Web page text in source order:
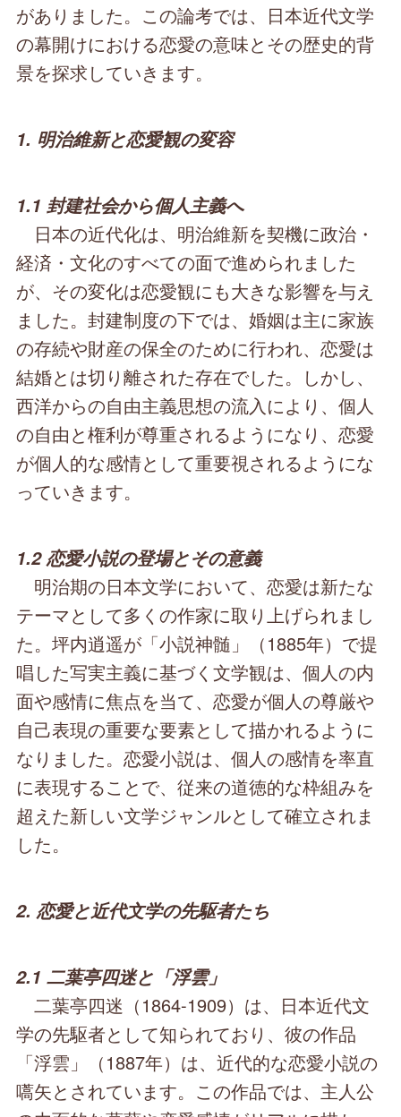
がありました。この論考では、日本近代文学
の幕開けにおける恋愛の意味とその歴史的背
景を探求していきます。
1. 明治維新と恋愛観の変容
1.1 封建社会から個人主義へ
日本の近代化は、明治維新を契機に政治・
経済・文化のすべての面で進められました
が、その変化は恋愛観にも大きな影響を与え
ました。封建制度の下では、婚姻は主に家族
の存続や財産の保全のために行われ、恋愛は
結婚とは切り離された存在でした。しかし、
西洋からの自由主義思想の流入により、個人
の自由と権利が尊重されるようになり、恋愛
が個人的な感情として重要視されるようにな
っていきます。
1.2 恋愛小説の登場とその意義
明治期の日本文学において、恋愛は新たな
テーマとして多くの作家に取り上げられまし
た。坪内逍遥が「小説神髄」（1885年）で提
唱した写実主義に基づく文学観は、個人の内
面や感情に焦点を当て、恋愛が個人の尊厳や
自己表現の重要な要素として描かれるように
なりました。恋愛小説は、個人の感情を率直
に表現することで、従来の道徳的な枠組みを
超えた新しい文学ジャンルとして確立されま
した。
2. 恋愛と近代文学の先駆者たち
2.1 二葉亭四迷と「浮雲」
二葉亭四迷（1864-1909）は、日本近代文
学の先駆者として知られており、彼の作品
「浮雲」（1887年）は、近代的な恋愛小説の
嚆矢とされています。この作品では、主人公